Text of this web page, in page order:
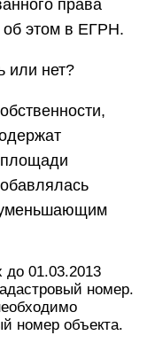
права
об этом в ЕГРН.
или нет?
до 01.03.2013
номер.
номер объекта.